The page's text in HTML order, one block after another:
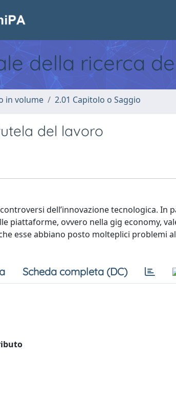
della ricerca
in volume 2.01 Capitolo o Saggio
del lavoro
dell’innovazione tecnologica. In
piattaforme, ovvero nella gig economy,
esse abbiano posto molteplici problemi
Scheda completa (DC)